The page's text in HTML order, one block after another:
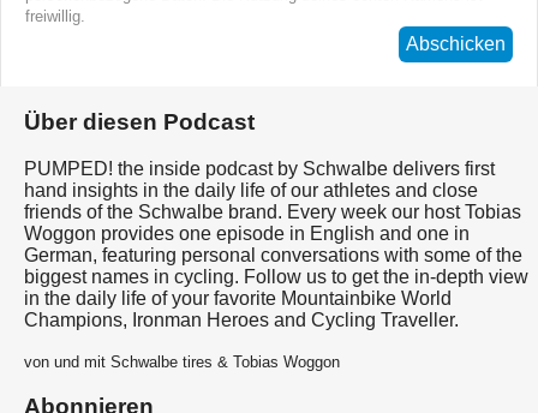
freiwillig.
Abschicken
Über diesen Podcast
PUMPED! the inside podcast by Schwalbe delivers first
hand insights in the daily life of our athletes and close
friends of the Schwalbe brand. Every week our host Tobias
Woggon provides one episode in English and one in
German, featuring personal conversations with some of the
biggest names in cycling. Follow us to get the in-depth view
in the daily life of your favorite Mountainbike World
Champions, Ironman Heroes and Cycling Traveller.
von und mit Schwalbe tires & Tobias Woggon
Abonnieren